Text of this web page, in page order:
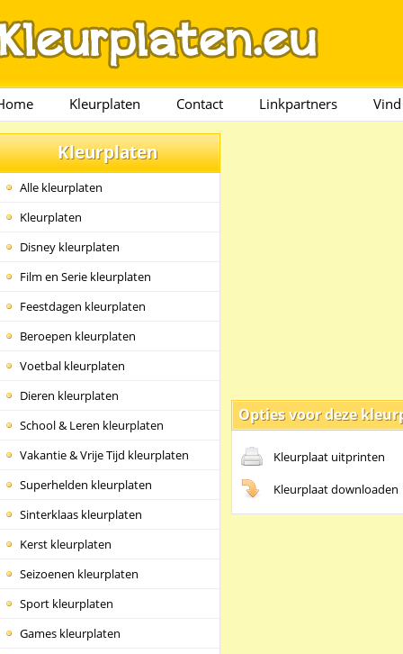
Kleurplaten Contact Linkpartners
Kleurplaten
Alle kleurplaten
Kleurplaten
Disney kleurplaten
Film en Serie kleurplaten
Feestdagen kleurplaten
Beroepen kleurplaten
Voetbal kleurplaten
Dieren kleurplaten
School & Leren kleurplaten
Vakantie & Vrije Tijd kleurplaten
Superhelden kleurplaten
Sinterklaas kleurplaten
Kerst kleurplaten
Seizoenen kleurplaten
Sport kleurplaten
Games kleurplaten
Opties voor deze
Kleurplaat uitprinten
Kleurplaat downloaden